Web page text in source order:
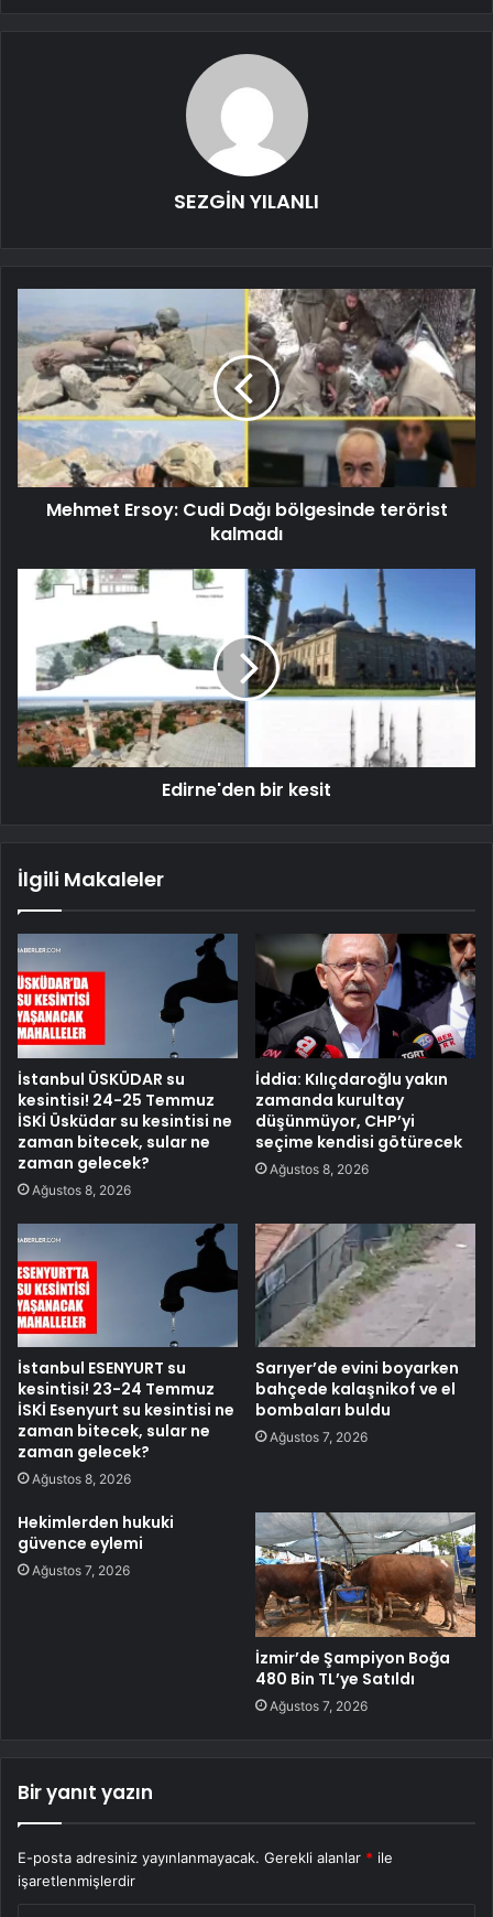
SEZGİN YILANLI
Mehmet Ersoy: Cudi Dağı bölgesinde terörist
kalmadı
Edirne'den bir kesit
İlgili Makaleler
İstanbul ÜSKÜDAR su
kesintisi! 24-25 Temmuz
İSKİ Üsküdar su kesintisi ne
zaman bitecek, sular ne
zaman gelecek?
Ağustos 8, 2026
İddia: Kılıçdaroğlu yakın
zamanda kurultay
düşünmüyor, CHP’yi
seçime kendisi götürecek
Ağustos 8, 2026
İstanbul ESENYURT su
kesintisi! 23-24 Temmuz
İSKİ Esenyurt su kesintisi ne
zaman bitecek, sular ne
zaman gelecek?
Ağustos 8, 2026
Sarıyer’de evini boyarken
bahçede kalaşnikof ve el
bombaları buldu
Ağustos 7, 2026
Hekimlerden hukuki
güvence eylemi
Ağustos 7, 2026
İzmir’de Şampiyon Boğa
480 Bin TL’ye Satıldı
Ağustos 7, 2026
Bir yanıt yazın
E-posta adresiniz yayınlanmayacak. Gerekli alanlar * ile
işaretlenmişlerdir